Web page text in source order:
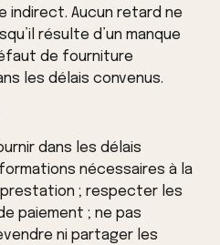
Aucun retard ne
résulte d’un manque
de fourniture
les délais convenus.
dans les délais
nécessaires à la
; respecter les
paiement ; ne pas
ni partager les